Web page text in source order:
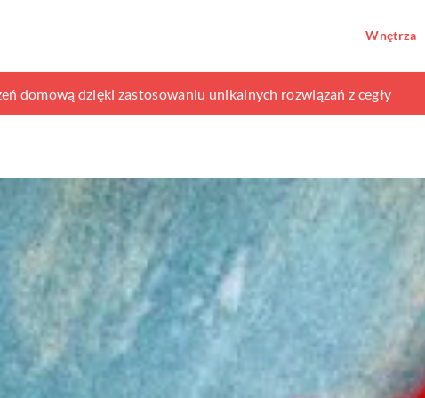
Wnętrza
dla swojej kolekcji myśliwskiej?
domową dzięki zastosowaniu unikalnych rozwiązań z cegły
dekoracyjne elementy wentylacyjne wpływają na design wnętrza?